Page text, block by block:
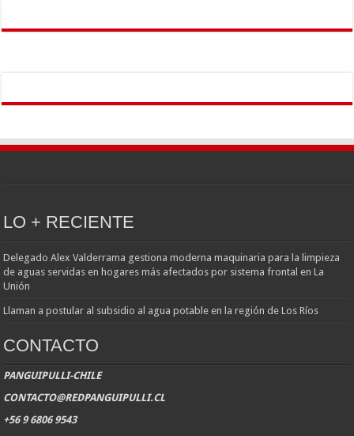
LO + RECIENTE
Delegado Alex Valderrama gestiona moderna maquinaria para la limpieza
de aguas servidas en hogares más afectados por sistema frontal en La
Unión
Llaman a postular al subsidio al agua potable en la región de Los Ríos
CONTACTO
PANGUIPULLI-CHILE
CONTACTO@REDPANGUIPULLI.CL
+56 9 6806 9543